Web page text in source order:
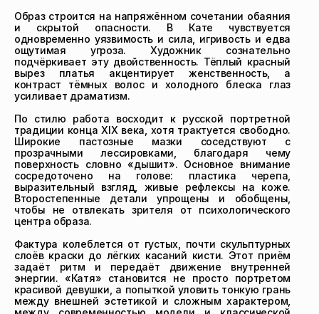
Образ строится на напряжённом сочетании обаяния
и скрытой опасности. В Кате чувствуется
одновременно уязвимость и сила, игривость и едва
ощутимая угроза. Художник сознательно
подчёркивает эту двойственность. Тёплый красный
вырез платья акцентирует женственность, а
контраст тёмных волос и холодного блеска глаз
усиливает драматизм.
По стилю работа восходит к русской портретной
традиции конца XIX века, хотя трактуется свободно.
Широкие пастозные мазки соседствуют с
прозрачными лессировками, благодаря чему
поверхность словно «дышит». Основное внимание
сосредоточено на голове: пластика черепа,
выразительный взгляд, живые рефлексы на коже.
Второстепенные детали упрощены и обобщены,
чтобы не отвлекать зрителя от психологического
центра образа.
Фактура колеблется от густых, почти скульптурных
слоёв краски до лёгких касаний кисти. Этот приём
задаёт ритм и передаёт движение внутренней
энергии. «Катя» становится не просто портретом
красивой девушки, а попыткой уловить тонкую грань
между внешней эстетикой и сложным характером,